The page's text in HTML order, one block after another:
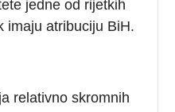
jedne od rijetkih
imaju atribuciju BiH.
relativno skromnih